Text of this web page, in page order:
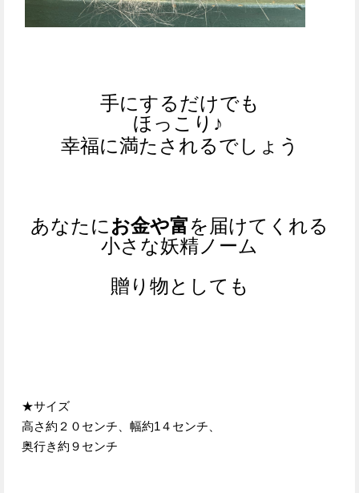
手にするだけでも
ほっこり♪
幸福に満たされるでしょう
あなたに お金や富を届けてくれる
小さな妖精ノーム
贈り物としても
★サイズ
高さ約２０センチ、幅約1４センチ、
奥行き約９センチ